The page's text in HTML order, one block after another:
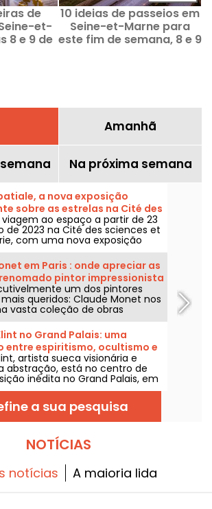
de
et-
8 e 9 de
10 ideias de passeios em
Seine-et-Marne para
este fim de semana, 8 e 9
Amanhã
Na próxima semana
a nova exposição
sobre as estrelas na Cité des
ao espaço a partir de 23
de 2023 na Cité des sciences et
com uma nova exposição
sobre a conquista do espaço.
em Paris : onde apreciar as
pintor impressionista
um dos pintores
queridos: Claude Monet nos
vasta coleção de obras
algumas das quais podem ser
nos museus de Paris. Venha
jornada!
no Grand Palais: uma
entre espiritismo, ocultismo e
artista sueca visionária e
abstração, está no centro de
inédita no Grand Palais, em
com o Centre Pompidou, de 6
30 de agosto de 2026. Suas obras
pelo espiritismo e
são reveladas pela primeira vez
das obras do ciclo
Templo, sua maior realização.
a sua pesquisa
NOTÍCIAS
notícias A maioria lida